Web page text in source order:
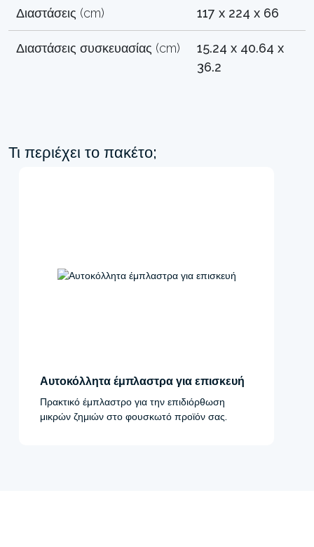
Διαστάσεις (cm) 117 x 224 x 66
Διαστάσεις συσκευασίας (cm)
15.24 x 40.64 x
36.2
Τι περιέχει το πακέτο;
Αυτοκόλλητα έμπλαστρα για επισκευή
Πρακτικό έμπλαστρο για την επιδιόρθωση
μικρών ζημιών στο φουσκωτό προϊόν σας.